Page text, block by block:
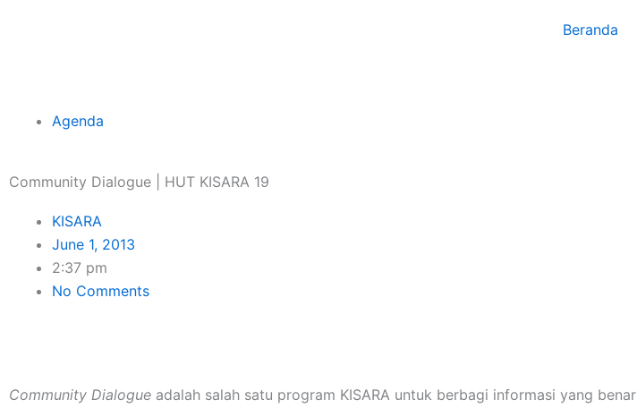
Beranda
Agenda
Community Dialogue | HUT KISARA 19
KISARA
June 1, 2013
2:37 pm
No Comments
Community Dialogue adalah salah satu program KISARA untuk berbagi informasi yang benar